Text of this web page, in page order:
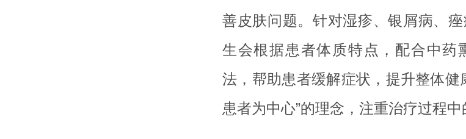
善皮肤问题。针对湿疹、银屑病、
生会根据患者体质特点，配合中药
法，帮助患者缓解症状，提升整体健
患者为中心”的理念，注重治疗过程中